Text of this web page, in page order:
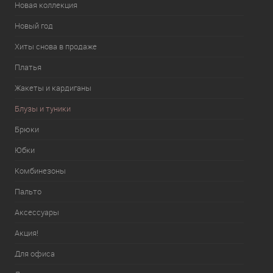
Новая коллекция
Новый год
Хиты снова в продаже
Платья
Жакеты и кардиганы
Блузы и туники
Брюки
Юбки
Комбинезоны
Пальто
Аксессуары
Акция!
Для офиса